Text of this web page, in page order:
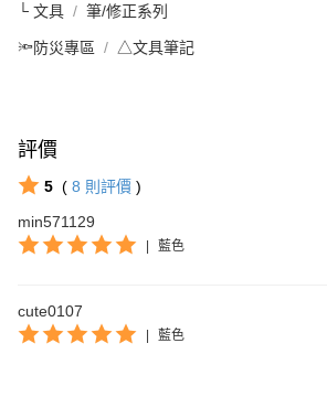
└ 文具 筆/修正系列
🔦防災專區 △文具筆記
評價
5 ( 8 則評價 )
min571129
藍色
cute0107
藍色